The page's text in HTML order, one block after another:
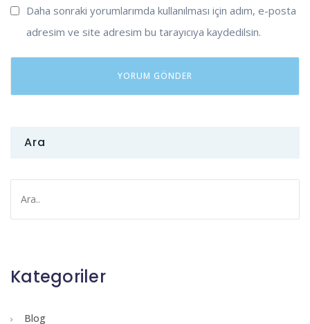
Daha sonraki yorumlarımda kullanılması için adım, e-posta
adresim ve site adresim bu tarayıcıya kaydedilsin.
Ara
Kategoriler
Blog